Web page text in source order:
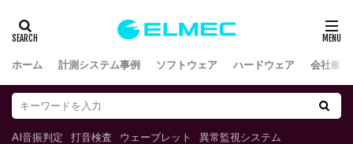
ホーム 計測システム事例 ソフトウェア ハードウェア 会社概要
AI音振判定 打音検査 ウェーブレット 異常監視システム